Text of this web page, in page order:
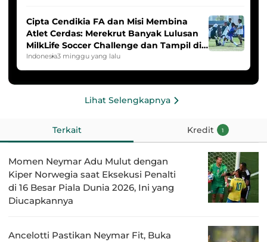
Cipta Cendikia FA dan Misi Membina
Atlet Cerdas: Merekrut Banyak Lulusan
MilkLife Soccer Challenge dan Tampil di
HYDROPLUS Soccer League
Indonesia3 minggu yang lalu
Lihat Selengkapnya
Terkait Kredit 1
Momen Neymar Adu Mulut dengan
Kiper Norwegia saat Eksekusi Penalti
di 16 Besar Piala Dunia 2026, Ini yang
Diucapkannya
Ancelotti Pastikan Neymar Fit, Buka